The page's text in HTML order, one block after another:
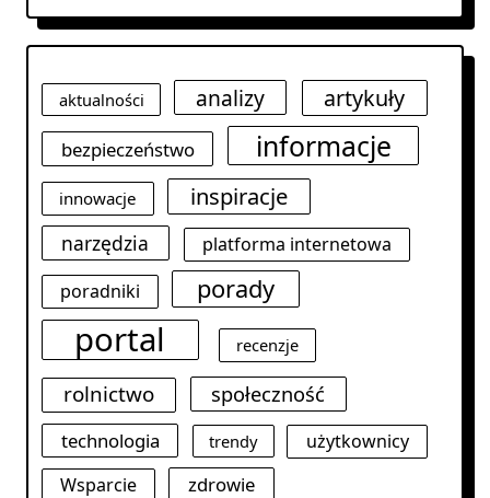
aktualności analizy artykuły
bezpieczeństwo informacje
innowacje inspiracje
narzędzia
platforma internetowa
poradniki
porady
portal recenzje
rolnictwo społeczność
technologia trendy
użytkownicy
Wsparcie
zdrowie